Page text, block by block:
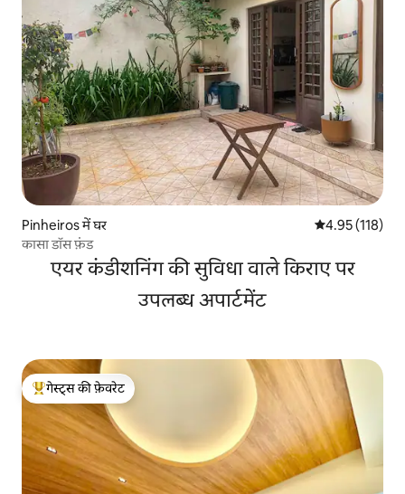
Pinheiros में घर औसत रेटिंग 5 में से
4.95 (118)
कासा डॉस फ़ंड
एयर कंडीशनिंग की सुविधा वाले किराए पर
उपलब्ध अपार्टमेंट
गेस्ट्स का टॉप फ़ेवरेट
गेस्ट्स की फ़ेवरेट